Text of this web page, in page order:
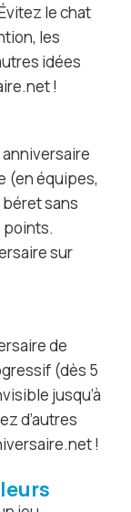
le chat
les
idées
!
(en équipes,
sans
points.
sur
de
(dès 5
jusqu’à
d’autres
!